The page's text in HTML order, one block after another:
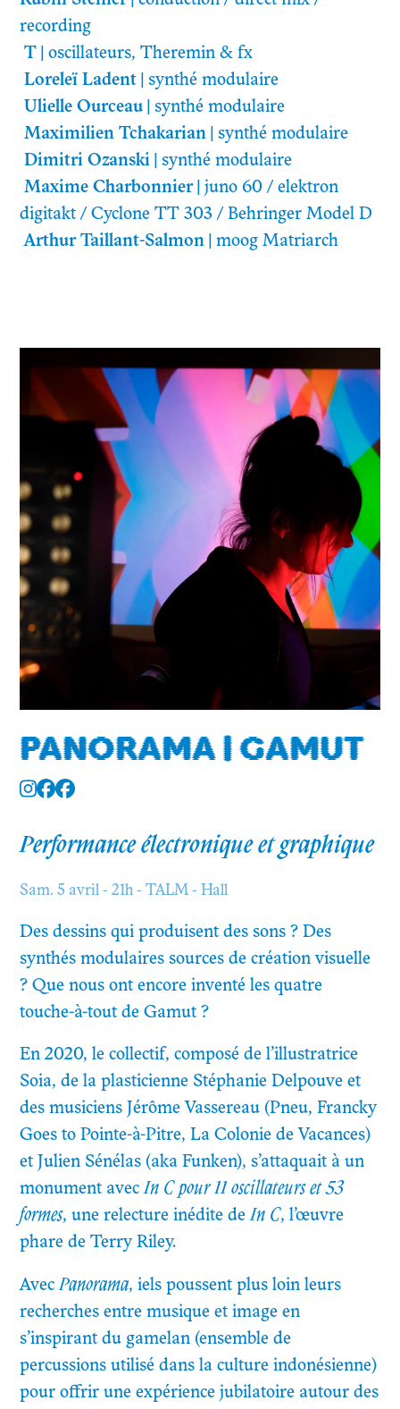
recording
T
oscillateurs, Theremin & fx
Loreleï Ladent
synthé modulaire
Ulielle Ourceau
synthé modulaire
Maximilien Tchakarian
synthé modulaire
Dimitri Ozanski
synthé modulaire
Maxime Charbonnier
juno 60 / elektron
digitakt / Cyclone TT 303 / Behringer Model D
Arthur Taillant-Salmon
moog Matriarch
PANORAMA | GAMUT
Performance électronique et graphique
Sam. 5 avril - 21h - TALM - Hall
Des dessins qui produisent des sons ? Des
synthés modulaires sources de création visuelle
? Que nous ont encore inventé les quatre
touche-à-tout de Gamut ?
En 2020, le collectif, composé de l’illustratrice
Soia, de la plasticienne Stéphanie Delpouve et
des musiciens Jérôme Vassereau (Pneu, Francky
Goes to Pointe-à-Pitre, La Colonie de Vacances)
et Julien Sénélas (aka Funken), s’attaquait à un
monument avecIn C pour 11 oscillateurs et 53
formes, une relecture inédite deIn C, l’œuvre
phare de Terry Riley.
AvecPanorama, iels poussent plus loin leurs
recherches entre musique et image en
s’inspirant du gamelan (ensemble de
percussions utilisé dans la culture indonésienne)
pour offrir une expérience jubilatoire autour des